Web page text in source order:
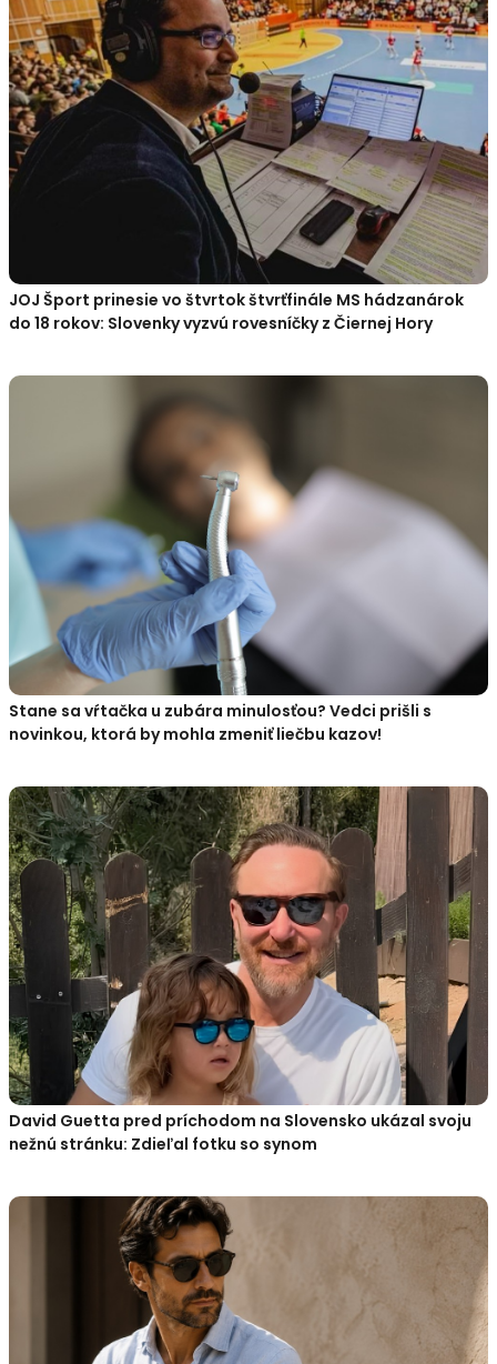
JOJ Šport prinesie vo štvrtok štvrťfinále MS hádzanárok
do 18 rokov: Slovenky vyzvú rovesníčky z Čiernej Hory
Stane sa vŕtačka u zubára minulosťou? Vedci prišli s
novinkou, ktorá by mohla zmeniť liečbu kazov!
David Guetta pred príchodom na Slovensko ukázal svoju
nežnú stránku: Zdieľal fotku so synom